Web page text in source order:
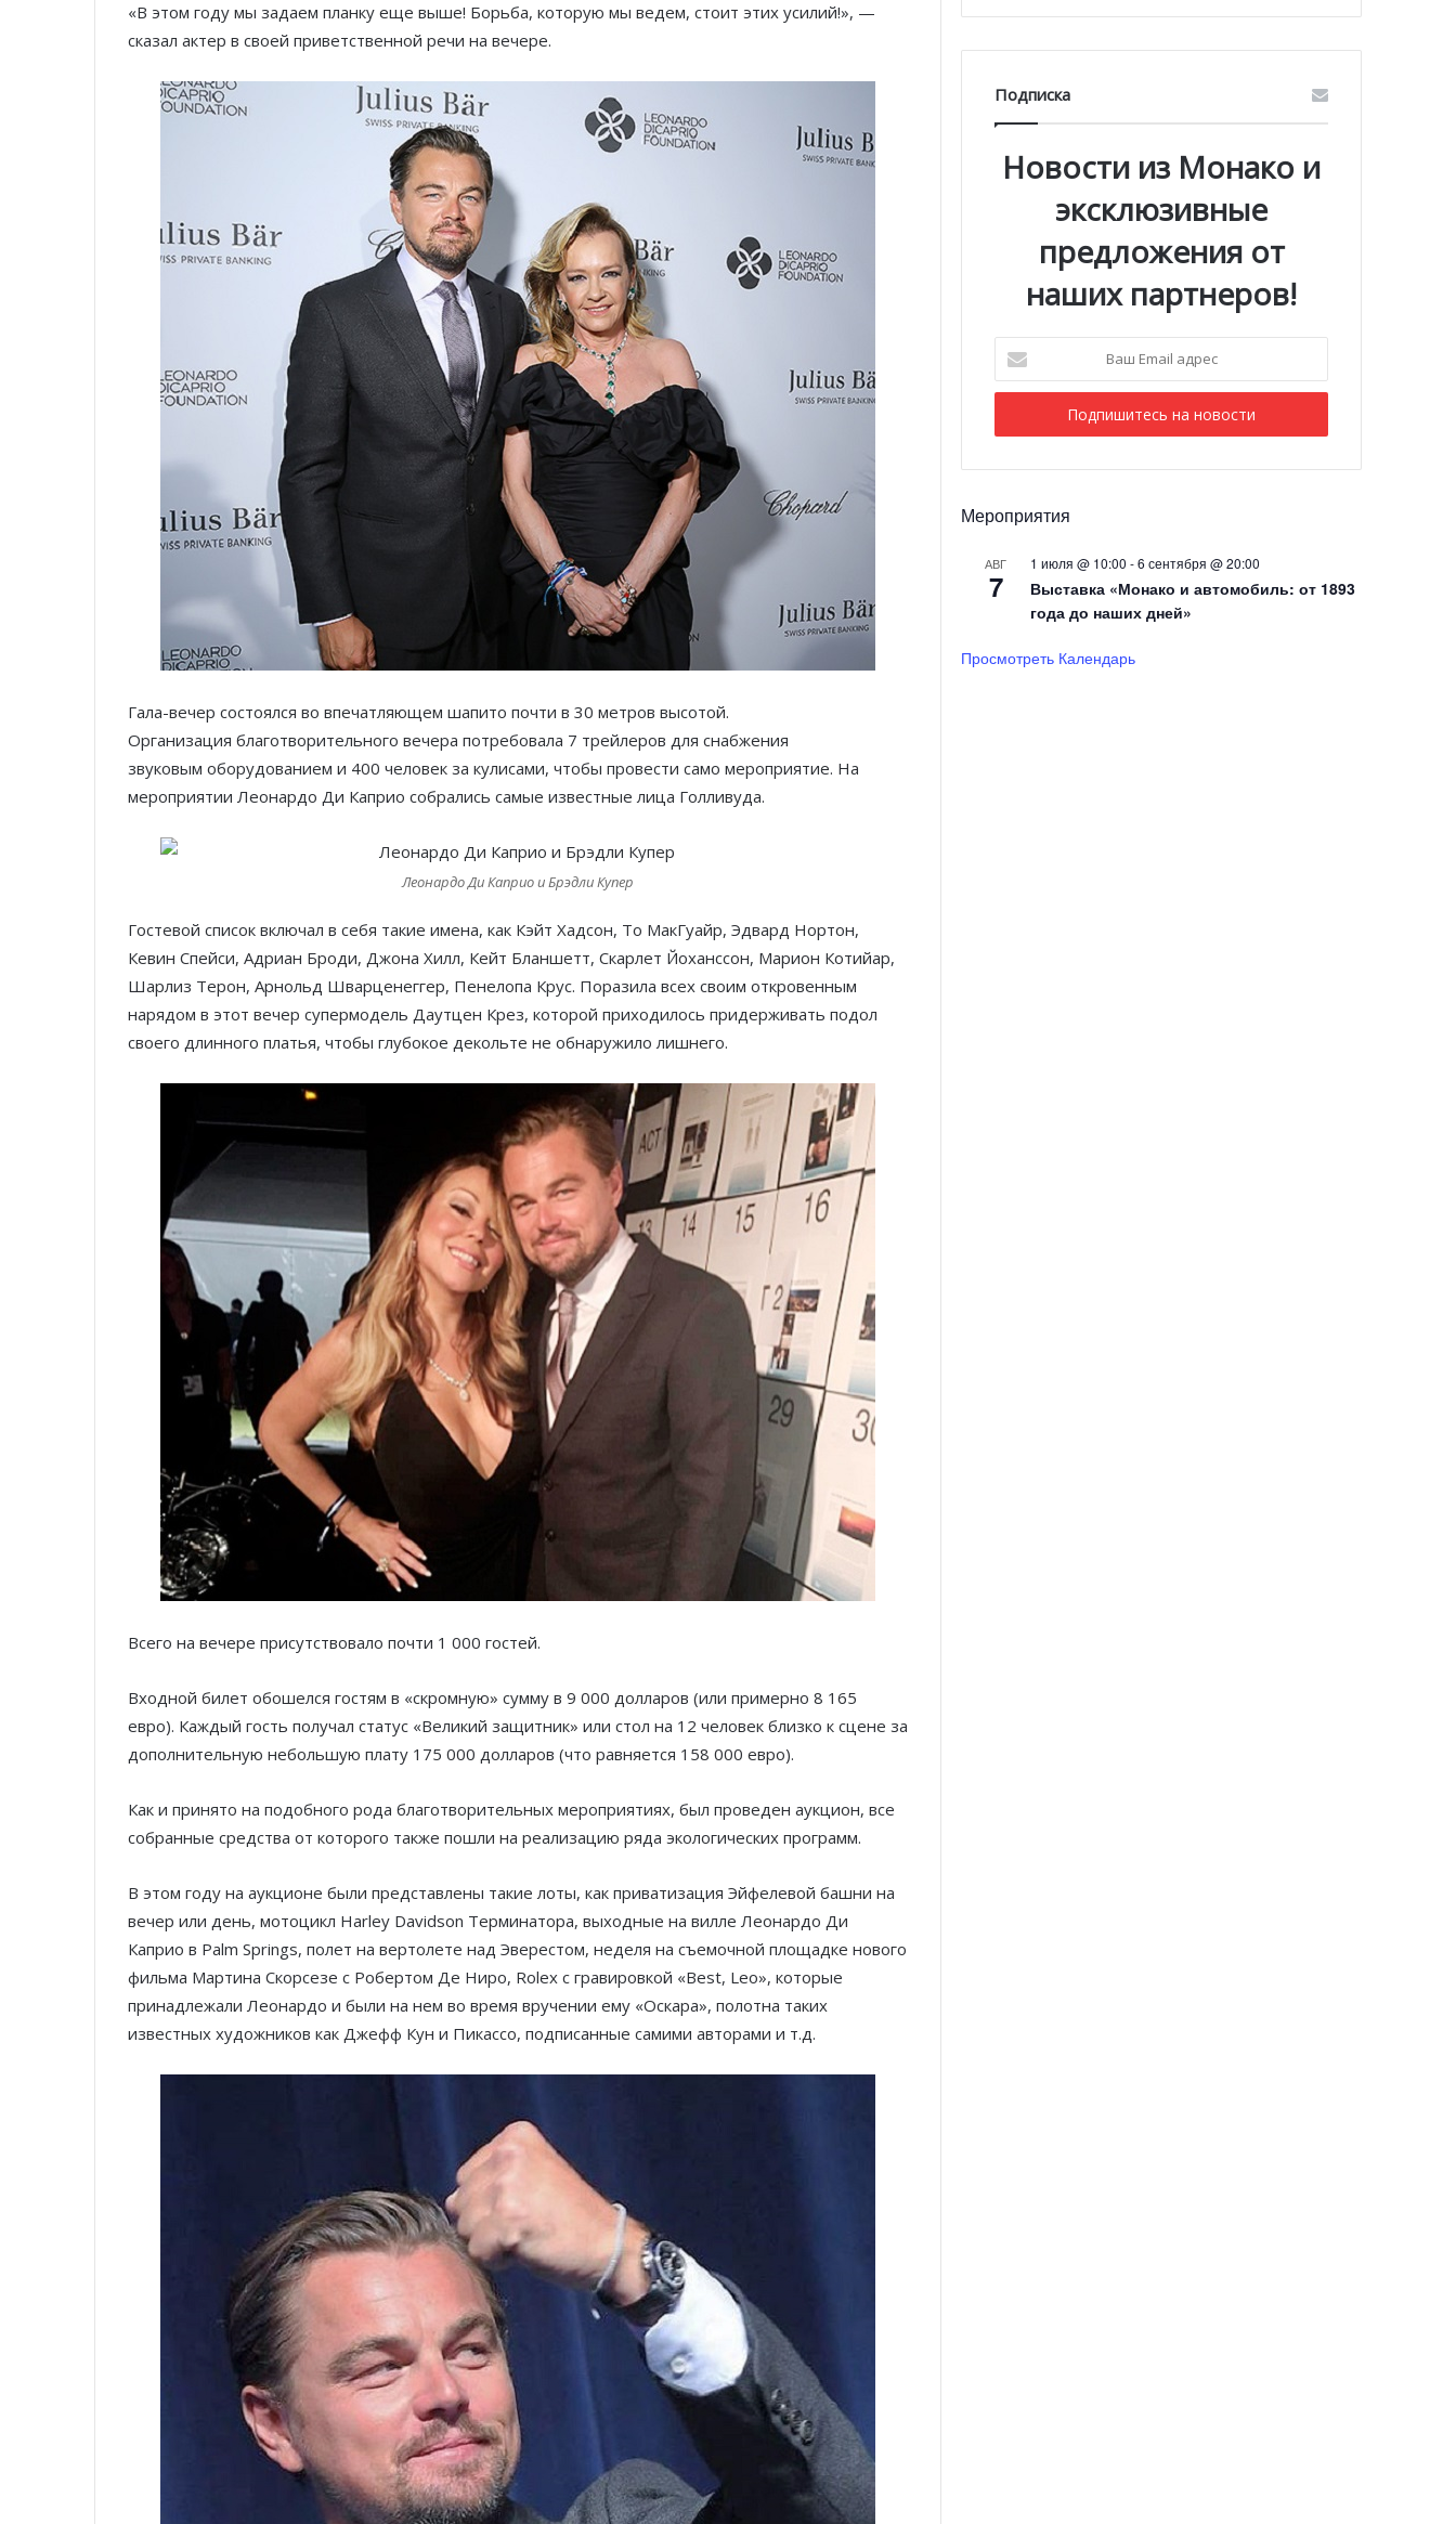
«В этом году мы задаем планку еще выше! Борьба, которую мы ведем, стоит этих усилий!», —
сказал актер в своей приветственной речи на вечере.
Гала-вечер состоялся во впечатляющем шапито почти в 30 метров высотой.
Организация благотворительного вечера потребовала 7 трейлеров для снабжения
звуковым оборудованием и 400 человек за кулисами, чтобы провести само мероприятие. На
мероприятии Леонардо Ди Каприо собрались самые известные лица Голливуда.
Леонардо Ди Каприо и Брэдли Купер
Гостевой список включал в себя такие имена, как Кэйт Хадсон, То МакГуайр, Эдвард Нортон,
Кевин Спейси, Адриан Броди, Джона Хилл, Кейт Бланшетт, Скарлет Йоханссон, Марион Котийар,
Шарлиз Терон, Арнольд Шварценеггер, Пенелопа Крус. Поразила всех своим откровенным
нарядом в этот вечер супермодель Даутцен Крез, которой приходилось придерживать подол
своего длинного платья, чтобы глубокое декольте не обнаружило лишнего.
Всего на вечере присутствовало почти 1 000 гостей.
Входной билет обошелся гостям в «скромную» сумму в 9 000 долларов (или примерно 8 165
евро). Каждый гость получал статус «Великий защитник» или стол на 12 человек близко к сцене за
дополнительную небольшую плату 175 000 долларов (что равняется 158 000 евро).
Как и принято на подобного рода благотворительных мероприятиях, был проведен аукцион, все
собранные средства от которого также пошли на реализацию ряда экологических программ.
В этом году на аукционе были представлены такие лоты, как приватизация Эйфелевой башни на
вечер или день, мотоцикл Harley Davidson Терминатора, выходные на вилле Леонардо Ди
Каприо в Palm Springs, полет на вертолете над Эверестом, неделя на съемочной площадке нового
фильма Мартина Скорсезе с Робертом Де Ниро, Rolex с гравировкой «Best, Leo», которые
принадлежали Леонардо и были на нем во время вручении ему «Оскара», полотна таких
известных художников как Джефф Кун и Пикассо, подписанные самими авторами и т.д.
Подписка
Новости из Монако и
эксклюзивные
предложения от
наших партнеров!
Email
адрес
Мероприятия
АВГ
7
1 июля @ 10:00 -6 сентября @ 20:00
Выставка «Монако и автомобиль: от 1893
года до наших дней»
Просмотреть Календарь